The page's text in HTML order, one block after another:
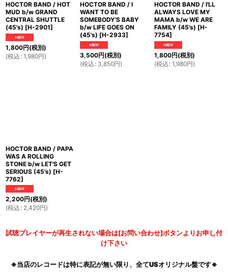
HOCTOR BAND / HOT
MUD b/w GRAND
CENTRAL SHUTTLE
(45's) [H-2901]
1,800円(税別)
(税込 : 1,980円)
HOCTOR BAND / I
WANT TO BE
SOMEBODY'S BABY
b/w LIFE GOES ON
(45's) [H-2933]
3,500円(税別)
(税込 : 3,850円)
HOCTOR BAND / I'LL
ALWAYS LOVE MY
MAMA b/w WE ARE
FAMILY (45's) [H-
7754]
1,800円(税別)
(税込 : 1,980円)
HOCTOR BAND / PAPA
WAS A ROLLING
STONE b/w LET'S GET
SERIOUS (45's) [H-
7762]
2,200円(税別)
(税込 : 2,420円)
試聴プレイヤーが再生されない場合は[お問い合わせ]ボタンよりお申し付
け下さい
※当店のレコードは特に表記が無い限り、全てUSオリジナル盤です※